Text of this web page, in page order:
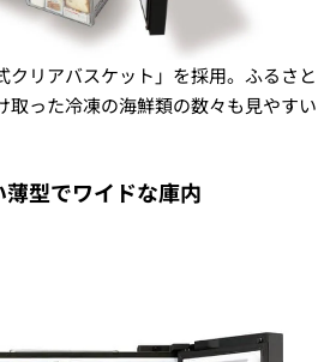
クリアバスケット」を採用。ふるさと
取った冷凍の海鮮類の数々も見やすい
型でワイドな庫内